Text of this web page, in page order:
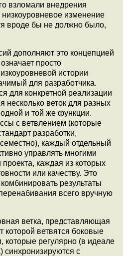
взломали внедрения
низкоуровневое изменение
вроде бы не должно было,
дополняют это концепцией
просто
истории
для разработчика.
для конкретной реализации
несколько веток для разных
и той же функции.
с ветвлением (которые
разработки,
каждый отдельный
управлять многими
каждая из которых
или качеству. Это
результаты
всего вручную
ветка, представляющая
которой ветвятся боковые
которые регулярно (в идеале
с